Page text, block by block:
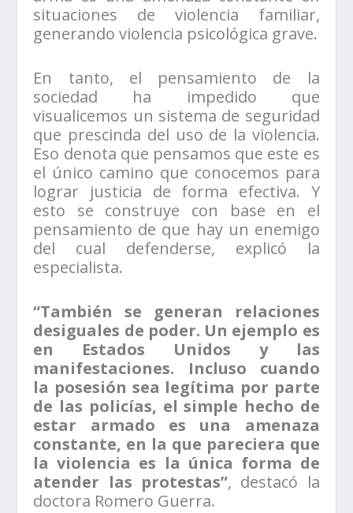
situaciones de violencia familiar,
generando violencia psicológica grave.
En tanto, el pensamiento de la
sociedad ha impedido que
visualicemos un sistema de seguridad
que prescinda del uso de la violencia.
Eso denota que pensamos que este es
el único camino que conocemos para
lograr justicia de forma efectiva. Y
esto se construye con base en el
pensamiento de que hay un enemigo
del cual defenderse, explicó la
especialista.
“También se generan relaciones
desiguales de poder. Un ejemplo es
en Estados Unidos y las
manifestaciones. Incluso cuando
la posesión sea legítima por parte
de las policías, el simple hecho de
estar armado es una amenaza
constante, en la que pareciera que
la violencia es la única forma de
atender las protestas”, destacó la
doctora Romero Guerra.